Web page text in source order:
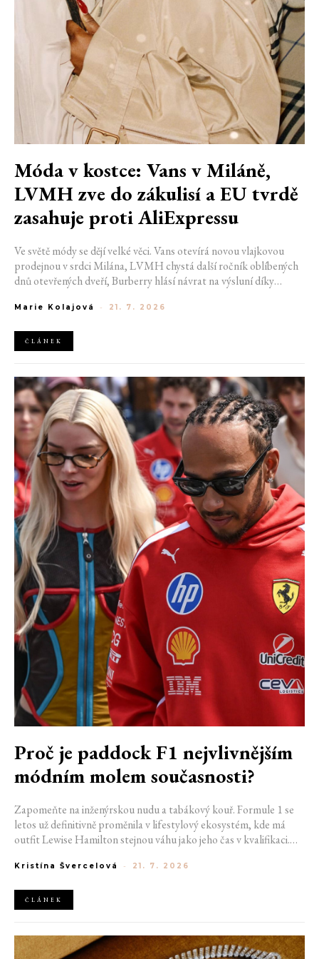
Móda v kostce: Vans v Miláně,
LVMH zve do zákulisí a EU tvrdě
zasahuje proti AliExpressu
Ve světě módy se dějí velké věci. Vans otevírá novou vlajkovou
prodejnou v srdci Milána, LVMH chystá další ročník oblíbených
dnů otevřených dveří, Burberry hlásí návrat na výsluní díky
AliExpress.
Marie Kolajová - 21. 7. 2026
ČLÁNEK
Proč je paddock F1 nejvlivnějším
módním molem současnosti?
Zapomeňte na inženýrskou nudu a tabákový kouř. Formule 1 se
letos už definitivně proměnila v lifestylový ekosystém, kde má
outfit Lewise Hamilton stejnou váhu jako jeho čas v kvalifikaci.
nové generace influencerů a fenoménu manželek a partnerek
ale příslušnost k nejrychlejší fashion komunitě světa. Jak se z
"Racing Core" stala uniforma ulice a proč nás drama v paddocku
Kristína Švercelová - 21. 7. 2026
ČLÁNEK